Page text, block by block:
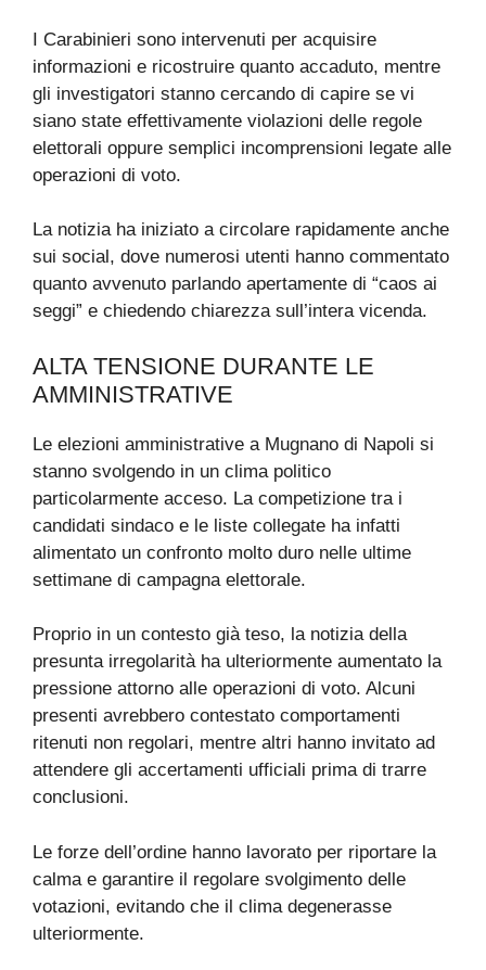
I Carabinieri sono intervenuti per acquisire
informazioni e ricostruire quanto accaduto, mentre
gli investigatori stanno cercando di capire se vi
siano state effettivamente violazioni delle regole
elettorali oppure semplici incomprensioni legate alle
operazioni di voto.
La notizia ha iniziato a circolare rapidamente anche
sui social, dove numerosi utenti hanno commentato
quanto avvenuto parlando apertamente di “caos ai
seggi” e chiedendo chiarezza sull’intera vicenda.
ALTA TENSIONE DURANTE LE
AMMINISTRATIVE
Le elezioni amministrative a Mugnano di Napoli si
stanno svolgendo in un clima politico
particolarmente acceso. La competizione tra i
candidati sindaco e le liste collegate ha infatti
alimentato un confronto molto duro nelle ultime
settimane di campagna elettorale.
Proprio in un contesto già teso, la notizia della
presunta irregolarità ha ulteriormente aumentato la
pressione attorno alle operazioni di voto. Alcuni
presenti avrebbero contestato comportamenti
ritenuti non regolari, mentre altri hanno invitato ad
attendere gli accertamenti ufficiali prima di trarre
conclusioni.
Le forze dell’ordine hanno lavorato per riportare la
calma e garantire il regolare svolgimento delle
votazioni, evitando che il clima degenerasse
ulteriormente.